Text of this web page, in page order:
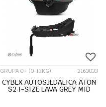
GRUPA 0+ (0-13KG) 2163033
CYBEX AUTOSJEDALICA ATON
S2 I-SIZE LAVA GREY MID